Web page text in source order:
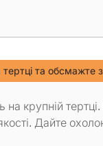
та обсмажте
на крупній
Дайте